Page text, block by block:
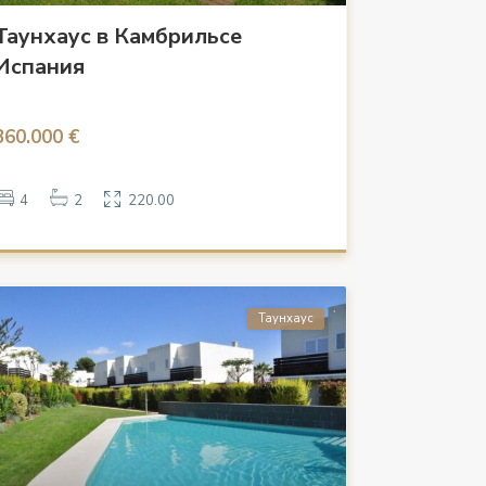
в Камбрильсе
€
4 2 220.00
Таунхаус